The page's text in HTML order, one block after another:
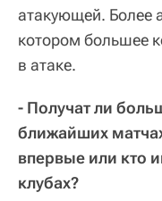
атакующей. Более
котором большее
в атаке.
- Получат ли
ближайших
впервые или кто
клубах?